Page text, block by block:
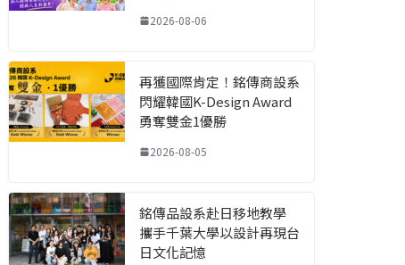
2026-08-06
再獲國際肯定！銘傳商設系
閃耀韓國K-Design Award
勇奪雙金1優勝
2026-08-05
銘傳品設系赴日移地教學
攜手千葉大學以設計再現台
日文化記憶